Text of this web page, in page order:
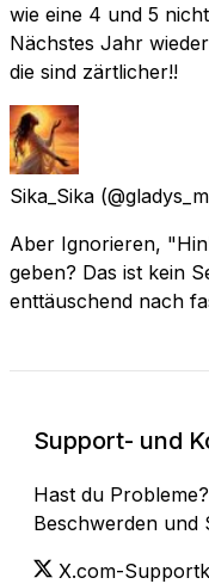
wie eine 4 und 5
Nächstes Jahr
die sind zärtlicher!!
Sika_Sika
Aber Ignorieren,
geben? Das ist kein
enttäuschend nach
Support- und
Hast du
Beschwerden und
X.com-